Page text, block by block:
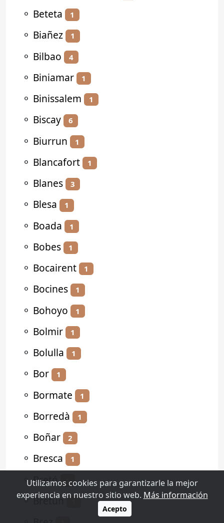
⚬ Beteta 1
⚬ Biañez 1
⚬ Bilbao 4
⚬ Biniamar 1
⚬ Binissalem 1
⚬ Biscay 6
⚬ Biurrun 1
⚬ Blancafort 1
⚬ Blanes 3
⚬ Blesa 1
⚬ Boada 1
⚬ Bobes 1
⚬ Bocairent 1
⚬ Bocines 1
⚬ Bohoyo 1
⚬ Bolmir 1
⚬ Bolulla 1
⚬ Bor 1
⚬ Bormate 1
⚬ Borredà 1
⚬ Boñar 2
⚬ Bresca 1
⚬Bretó 1
⚬Bretún 1
Utilizamos cookies para garantizarle la mejor
experiencia en nuestro sitio web. Más información
Acepto